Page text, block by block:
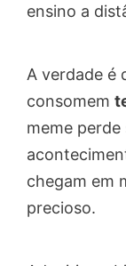
ensino a
A verdade é
consomem
meme perde
chegam em
precioso.